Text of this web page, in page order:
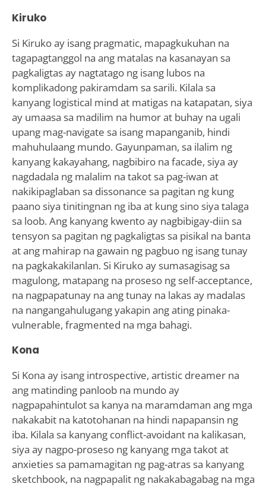
Kiruko
Si Kiruko ay isang pragmatic, mapagkukuhan na
tagapagtanggol na ang matalas na kasanayan sa
pagkaligtas ay nagtatago ng isang lubos na
komplikadong pakiramdam sa sarili. Kilala sa
kanyang logistical mind at matigas na katapatan, siya
ay umaasa sa madilim na humor at buhay na ugali
upang mag-navigate sa isang mapanganib, hindi
mahuhulaang mundo. Gayunpaman, sa ilalim ng
kanyang kakayahang, nagbibiro na facade, siya ay
nagdadala ng malalim na takot sa pag-iwan at
nakikipaglaban sa dissonance sa pagitan ng kung
paano siya tinitingnan ng iba at kung sino siya talaga
sa loob. Ang kanyang kwento ay nagbibigay-diin sa
tensyon sa pagitan ng pagkaligtas sa pisikal na banta
at ang mahirap na gawain ng pagbuo ng isang tunay
na pagkakakilanlan. Si Kiruko ay sumasagisag sa
magulong, matapang na proseso ng self-acceptance,
na nagpapatunay na ang tunay na lakas ay madalas
na nangangahulugang yakapin ang ating pinaka-
vulnerable, fragmented na mga bahagi.
Kona
Si Kona ay isang introspective, artistic dreamer na
ang matinding panloob na mundo ay
nagpapahintulot sa kanya na maramdaman ang mga
nakakabit na katotohanan na hindi napapansin ng
iba. Kilala sa kanyang conflict-avoidant na kalikasan,
siya ay nagpo-proseso ng kanyang mga takot at
anxieties sa pamamagitan ng pag-atras sa kanyang
sketchbook, na nagpapalit ng nakakabagabag na mga